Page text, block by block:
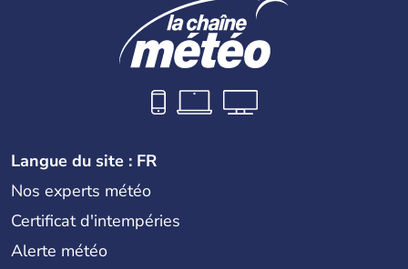
Langue du site : FR
Nos experts météo
Certificat d'intempéries
Alerte météo